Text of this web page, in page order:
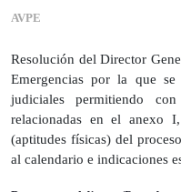
AVPE
Resolución del Director
Emergencias por la que
judiciales permitiendo
relacionadas en el anexo
(aptitudes físicas) del
al calendario e indicaciones